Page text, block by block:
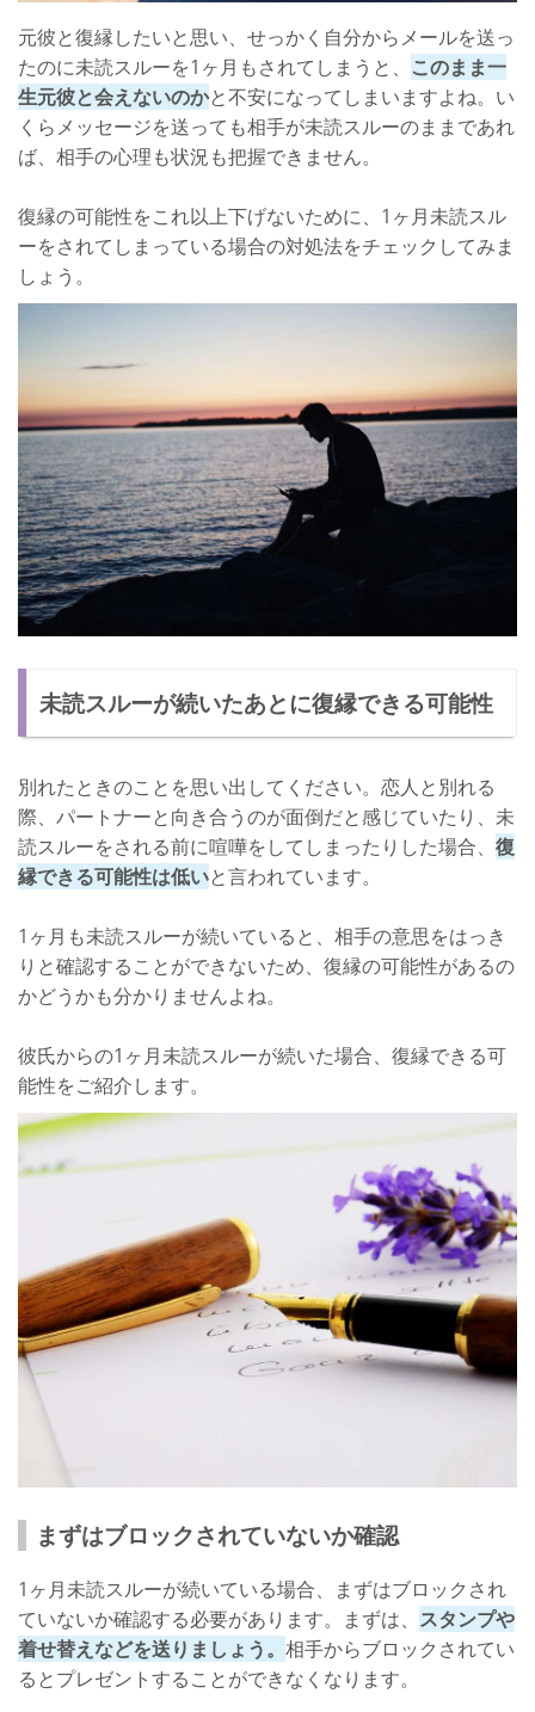
元彼と復縁したいと思い、せっかく自分からメールを送っ
たのに未読スルーを1ヶ月もされてしまうと、 このまま一
生元彼と会えないのかと不安になってしまいますよね。い
くらメッセージを送っても相手が未読スルーのままであれ
ば、相手の心理も状況も把握できません。
復縁の可能性をこれ以上下げないために、1ヶ月未読スル
ーをされてしまっている場合の対処法をチェックしてみま
しょう。
未読スルーが続いたあとに復縁できる可能性
別れたときのことを思い出してください。恋人と別れる
際、パートナーと向き合うのが面倒だと感じていたり、未
読スルーをされる前に喧嘩をしてしまったりした場合、 復
縁できる可能性は低いと言われています。
1ヶ月も未読スルーが続いていると、相手の意思をはっき
りと確認することができないため、復縁の可能性があるの
かどうかも分かりませんよね。
彼氏からの1ヶ月未読スルーが続いた場合、復縁できる可
能性をご紹介します。
まずはブロックされていないか確認
1ヶ月未読スルーが続いている場合、まずはブロックされ
ていないか確認する必要があります。まずは、 スタンプや
着せ替えなどを送りましょう。 相手からブロックされてい
るとプレゼントすることができなくなります。